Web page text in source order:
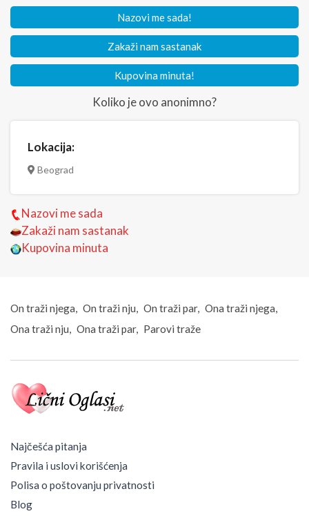
Nazovi me sada!
Zakaži nam sastanak
Kupovina minuta!
Koliko je ovo anonimno?
Lokacija:
Beograd
Nazovi me sada
Zakaži nam sastanak
Kupovina minuta
On traži njega On traži nju On traži par
Ona traži njega
Ona traži nju
Ona traži par Parovi traže
Najčešća pitanja
Pravila i uslovi korišćenja
Polisa o poštovanju privatnosti
Blog